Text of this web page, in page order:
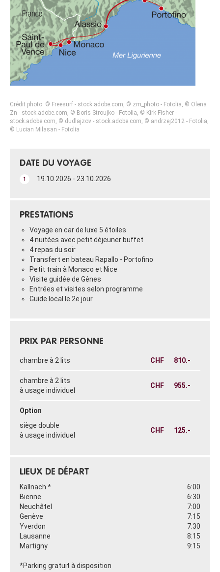
Crédit photo: © Freesurf - stock.adobe.com, © zm_photo - Fotolia, © Olena
Zn - stock.adobe.com, © Boris Stroujko - Fotolia, © Kirk Fisher -
stock.adobe.com, © dudlajzov - stock.adobe.com, © andrzej2012 - Fotolia,
© Lucian Milasan - Fotolia
DATE DU VOYAGE
1 19.10.2026 - 23.10.2026
PRESTATIONS
Voyage en car de luxe 5 étoiles
4 nuitées avec petit déjeuner buffet
4 repas du soir
Transfert en bateau Rapallo - Portofino
Petit train à Monaco et Nice
Visite guidée de Gênes
Entrées et visites selon programme
Guide local le 2e jour
PRIX PAR PERSONNE
chambre à 2 lits CHF 810.-
chambre à 2 lits
à usage individuel
CHF 955.-
Option
siège double
à usage individuel
CHF 125.-
LIEUX DE DÉPART
Kallnach *
6:00
Bienne
6:30
Neuchâtel
7:00
Genève
7:15
Yverdon
7:30
Lausanne
8:15
Martigny
9:15
*Parking gratuit à disposition